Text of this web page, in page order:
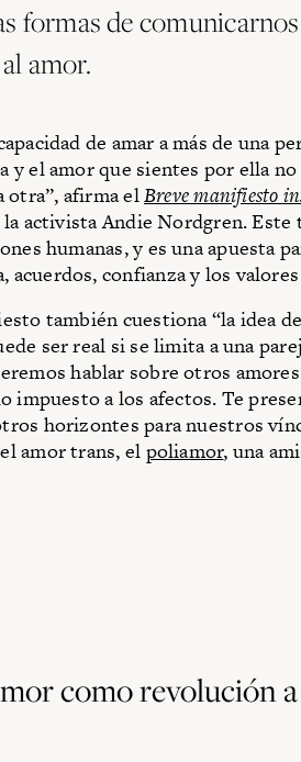
formas de
amor.
de amar a más de una
y el amor que sientes por ella
otra”, afirma elBreve manifiesto
activista Andie Nordgren. Este
humanas, y es una apuesta
acuerdos, confianza y los
también cuestiona “la idea
ser real si se limita a una
hablar sobre otros
impuesto a los afectos. Te
horizontes para nuestros
amor trans, elpoliamor, una
como revolución